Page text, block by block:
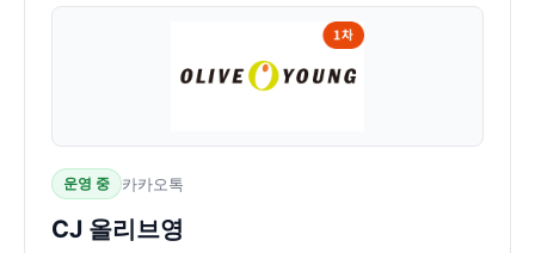
운영 중 카카오톡
CJ 올리브영